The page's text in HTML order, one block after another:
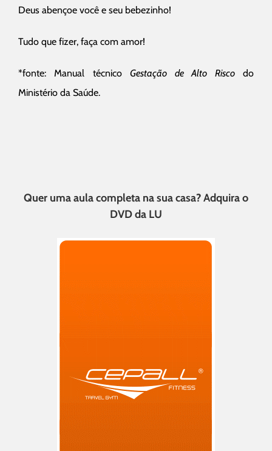
Deus abençoe você e seu bebezinho!
Tudo que fizer, faça com amor!
*fonte: Manual técnicoGestação de Alto Riscodo
Ministério da Saúde.
Quer uma aula completa na sua casa? Adquira o
DVD da LU